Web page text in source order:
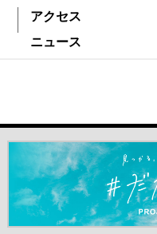
アクセス
ニュース
＃だから都立高（別ウイ